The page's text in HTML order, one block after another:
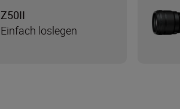
Z50II
Einfach loslegen